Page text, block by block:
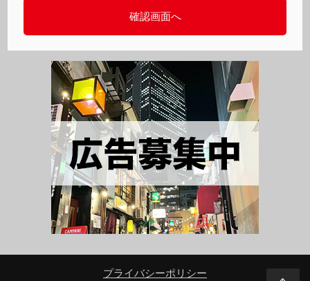
プライバシーポリシー